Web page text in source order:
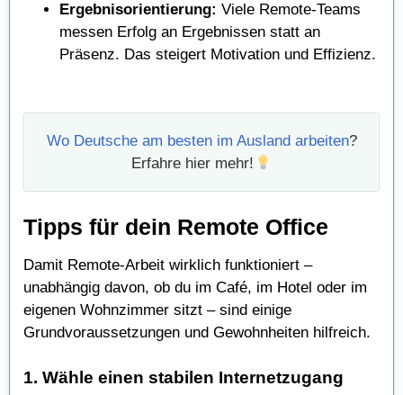
Ergebnisorientierung: Viele Remote-Teams
messen Erfolg an Ergebnissen statt an
Präsenz. Das steigert Motivation und Effizienz.
Wo Deutsche am besten im Ausland arbeiten?
Erfahre hier mehr!
Tipps für dein Remote Office
Damit Remote-Arbeit wirklich funktioniert –
unabhängig davon, ob du im Café, im Hotel oder im
eigenen Wohnzimmer sitzt – sind einige
Grundvoraussetzungen und Gewohnheiten hilfreich.
1. Wähle einen stabilen Internetzugang